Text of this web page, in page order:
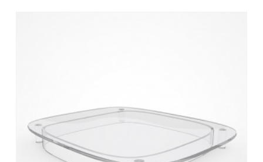
САМАРА
8 (800) 333-72-11